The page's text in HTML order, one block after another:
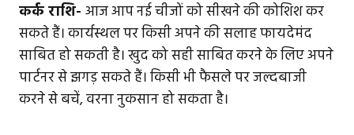
कर्क राशि- आज आप नई चीजों को सीखने की कोशिश कर
सकते हैं। कार्यस्थल पर किसी अपने की सलाह फायदेमंद
साबित हो सकती है। खुद को सही साबित करने के लिए अपने
पार्टनर से झगड़ सकते हैं। किसी भी फैसले पर जल्दबाजी
करने से बचें, वरना नुकसान हो सकता है।